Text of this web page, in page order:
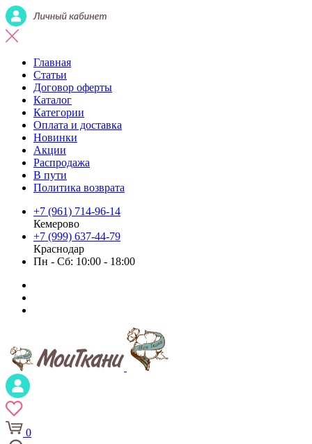
Главная
Статьи
Договор оферты
Каталог
Категории
Оплата и доставка
Новинки
Акции
Распродажа
В пути
Политика возврата
+7 (961) 714-96-14
Кемерово
+7 (999) 637-44-79
Краснодар
Пн - Сб: 10:00 - 18:00
0